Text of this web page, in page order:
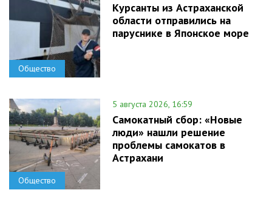
Общество
Курсанты из Астраханской
области отправились на
паруснике в Японское море
Общество
5 августа 2026, 16:59
Самокатный сбор: «Новые
люди» нашли решение
проблемы самокатов в
Астрахани